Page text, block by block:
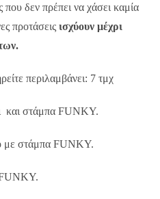
που δεν πρέπει να χάσει καμία
προτάσεις ισχύουν μέχρι
περιλαμβάνει: 7 τμχ
και στάμπα FUNKY.
με στάμπα FUNKY.